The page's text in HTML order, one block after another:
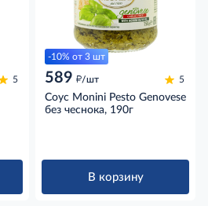
5
-10% от 3 шт
589 д/шт 5
Соус Monini Pesto Genovese
без чеснока, 190г
В корзину